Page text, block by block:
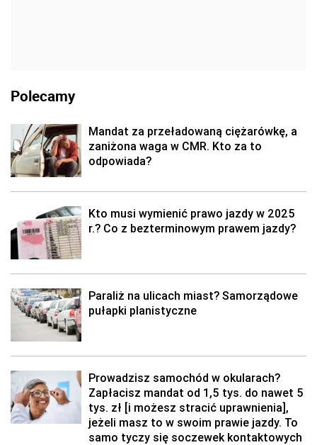
Polecamy
Mandat za przeładowaną ciężarówkę, a
zaniżona waga w CMR. Kto za to
odpowiada?
Kto musi wymienić prawo jazdy w 2025
r.? Co z bezterminowym prawem jazdy?
Paraliż na ulicach miast? Samorządowe
pułapki planistyczne
Prowadzisz samochód w okularach?
Zapłacisz mandat od 1,5 tys. do nawet 5
tys. zł [i możesz stracić uprawnienia],
jeżeli masz to w swoim prawie jazdy. To
samo tyczy się soczewek kontaktowych